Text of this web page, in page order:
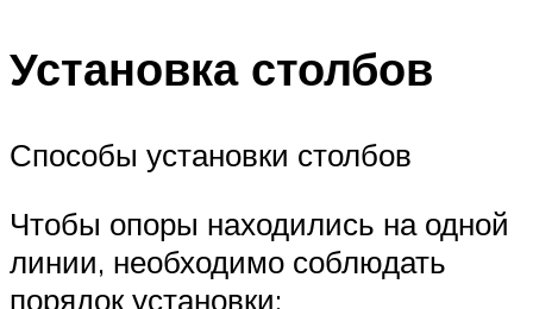
Установка столбов
Способы установки столбов
Чтобы опоры находились на одной
линии, необходимо соблюдать
порядок установки: